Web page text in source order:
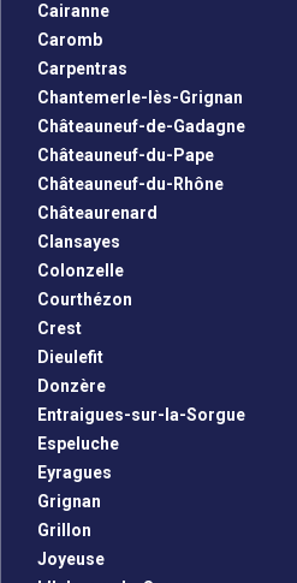
Cairanne
Caromb
Carpentras
Chantemerle-lès-Grignan
Châteauneuf-de-Gadagne
Châteauneuf-du-Pape
Châteauneuf-du-Rhône
Châteaurenard
Clansayes
Colonzelle
Courthézon
Crest
Dieulefit
Donzère
Entraigues-sur-la-Sorgue
Espeluche
Eyragues
Grignan
Grillon
Joyeuse